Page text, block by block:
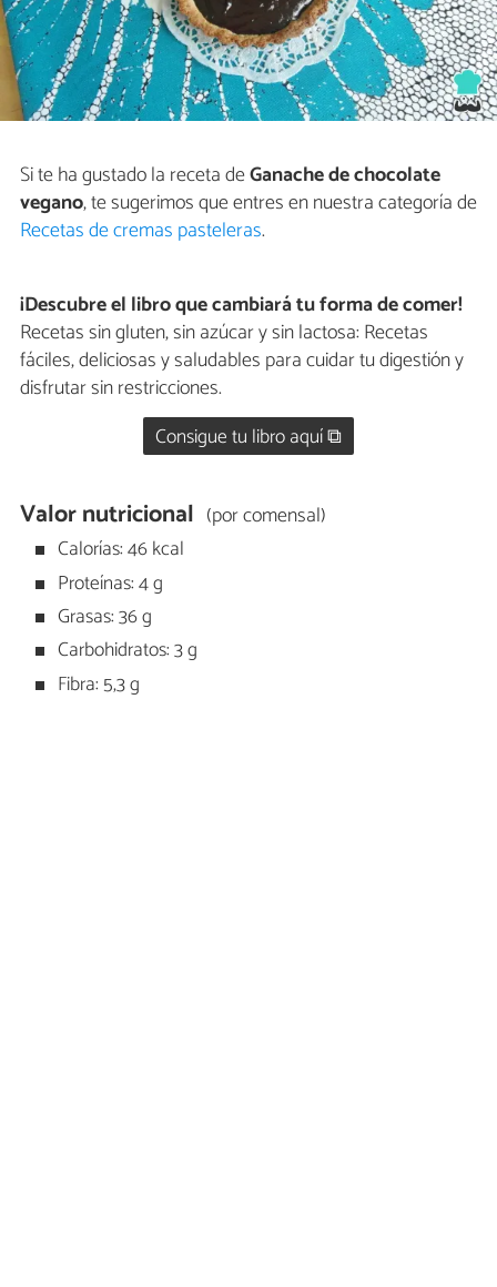
Si te ha gustado la receta deGanache de chocolate
vegano, te sugerimos que entres en nuestra categoría de
Recetas de cremas pasteleras.
¡Descubre el libro que cambiará tu forma de comer!
Recetas sin gluten, sin azúcar y sin lactosa: Recetas
fáciles, deliciosas y saludables para cuidar tu digestión y
disfrutar sin restricciones.
Consigue tu libro aquí ⧉
Valor nutricional (por comensal)
Calorías: 46 kcal
Proteínas: 4 g
Grasas: 36 g
Carbohidratos: 3 g
Fibra: 5,3 g